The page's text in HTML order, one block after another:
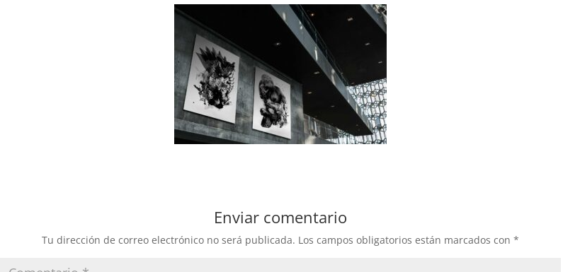
Enviar comentario
Tu dirección de correo electrónico no será publicada. Los campos obligatorios están marcados con *